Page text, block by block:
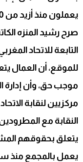
صرح رشيد المنزه
التابعة للاتحاد
للموقع، أن العمال
موجب حق، وأن إدارة
مركزيين لنقابة
النقابة مع
يتعلق بحقوقهم